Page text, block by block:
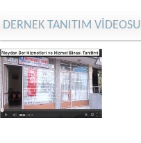
DERNEK TANITIM VİDEOSU